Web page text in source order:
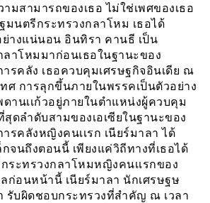
มสามารถของเธอ ไม่ใช่เพศของเธอ
มนตรีกระทรวงกลาโหม เธอได้
างแน่นอน อินทิรา คานธี เป็น
าโหมมาก่อนเธอในฐานะของ
รคลัง เธอควบคุมเศรษฐกิจอินเดีย ณ
ศ การลุกขึ้นภายในพรรคเป็นตัวอย่าง
านเเก้วอยู่ภายในตำแหน่งผู้ควบคุม
ดลำดับสามของเอเซียในฐานะของ
รคลังหญิงคนเเรก เนียร์มาลา ได้
จนถึงตอนนี้ เพียงแค่วิถีทางที่เธอได้
ระทรวงกลาโหมหญิงคนเเรกของ
ก่อนหน้านี้ เนียร์มาลา นักเศรษฐษ
รับผิดชอบกระทรวงที่สำคัญ ณ เวลา